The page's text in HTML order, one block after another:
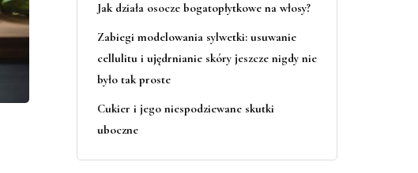
Jak działa osocze bogatopłytkowe na włosy?
Zabiegi modelowania sylwetki: usuwanie
cellulitu i ujędrnianie skóry jeszcze nigdy nie
było tak proste
Cukier i jego niespodziewane skutki
uboczne